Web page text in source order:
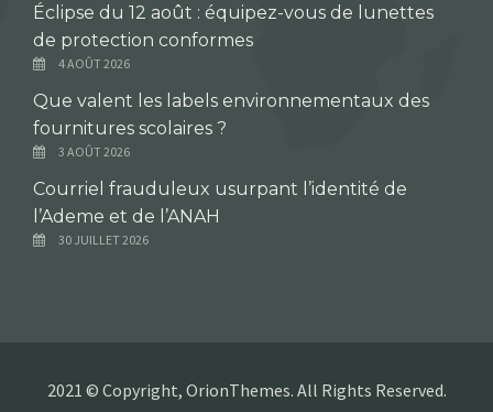
Éclipse du 12 août : équipez-vous de lunettes
de protection conformes
4 AOÛT 2026
Que valent les labels environnementaux des
fournitures scolaires ?
3 AOÛT 2026
Courriel frauduleux usurpant l’identité de
l’Ademe et de l’ANAH
30 JUILLET 2026
2021 © Copyright, OrionThemes. All Rights Reserved.